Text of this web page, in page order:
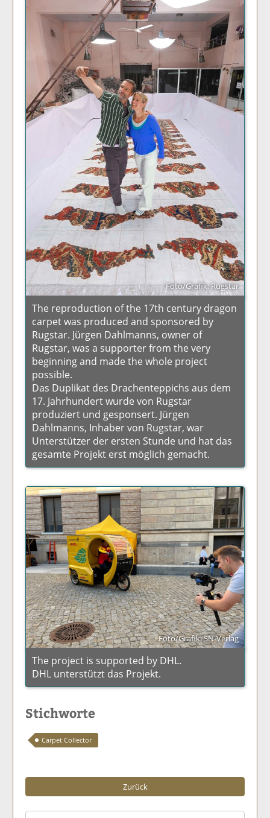
Foto/Grafik: Rugstar
The reproduction of the 17th century dragon
carpet was produced and sponsored by
Rugstar. Jürgen Dahlmanns, owner of
Rugstar, was a supporter from the very
beginning and made the whole project
possible.
Das Duplikat des Drachenteppichs aus dem
17. Jahrhundert wurde von Rugstar
produziert und gesponsert. Jürgen
Dahlmanns, Inhaber von Rugstar, war
Unterstützer der ersten Stunde und hat das
gesamte Projekt erst möglich gemacht.
Foto/Grafik: SN-Verlag
The project is supported by DHL.
DHL unterstützt das Projekt.
Stichworte
Carpet Collector
Zurück